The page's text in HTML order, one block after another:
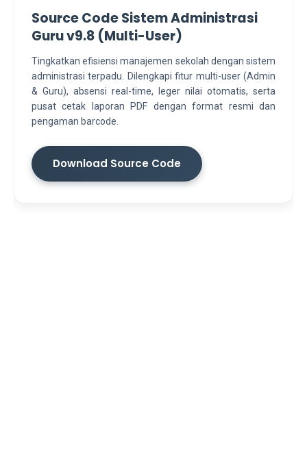
Source Code Sistem Administrasi
Guru v9.8 (Multi-User)
Tingkatkan efisiensi manajemen sekolah dengan sistem
administrasi terpadu. Dilengkapi fitur multi-user (Admin
& Guru), absensi real-time, leger nilai otomatis, serta
pusat cetak laporan PDF dengan format resmi dan
pengaman barcode.
Download Source Code